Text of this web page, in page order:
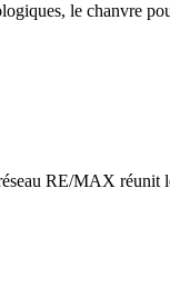
le chanvre
RE/MAX réunit